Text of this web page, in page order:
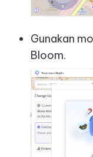
Gunakan
Bloom.